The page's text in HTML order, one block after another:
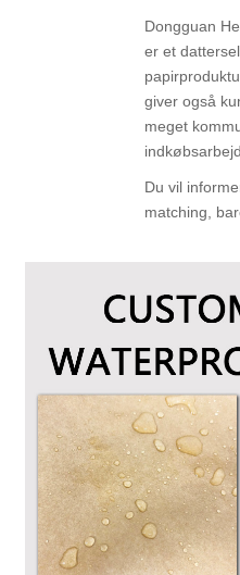
Dongguan
er et
giver også
meget
Du vil
matching,